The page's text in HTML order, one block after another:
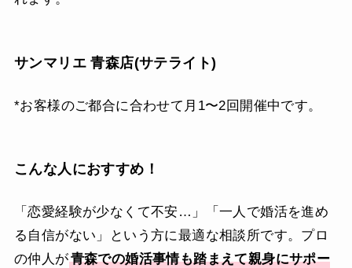
サンマリエ 青森店(サテライト)
*お客様のご都合に合わせて月1〜2回開催中です。
こんな人におすすめ！
「恋愛経験が少なくて不安…」「一人で婚活を進め
る自信がない」という方に最適な相談所です。プロ
の仲人が青森での婚活事情も踏まえて親身にサポー